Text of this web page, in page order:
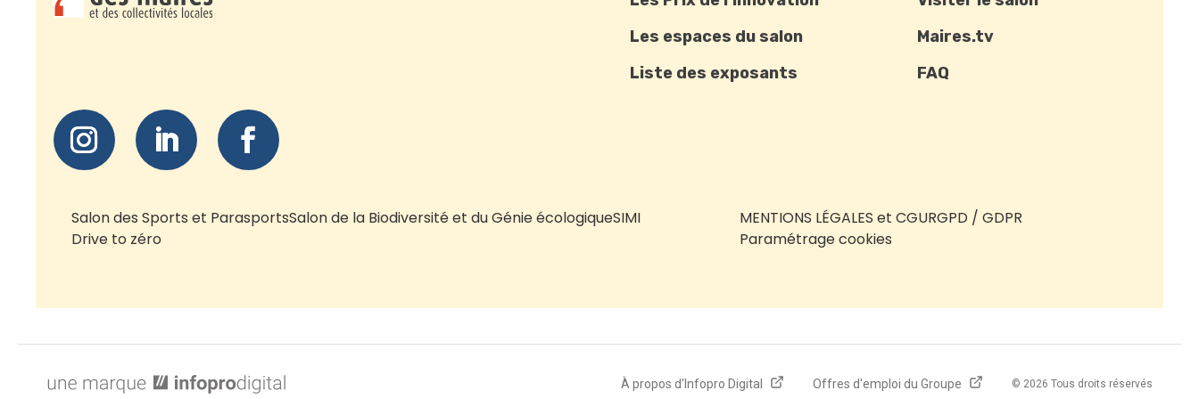
Les espaces du salon
Liste des exposants
Maires.tv
FAQ
Salon des Sports et ParasportsSalon de la Biodiversité et du Génie écologiqueSIMI
Drive to zéro
MENTIONS LÉGALES et CGURGPD / GDPR
Paramétrage cookies